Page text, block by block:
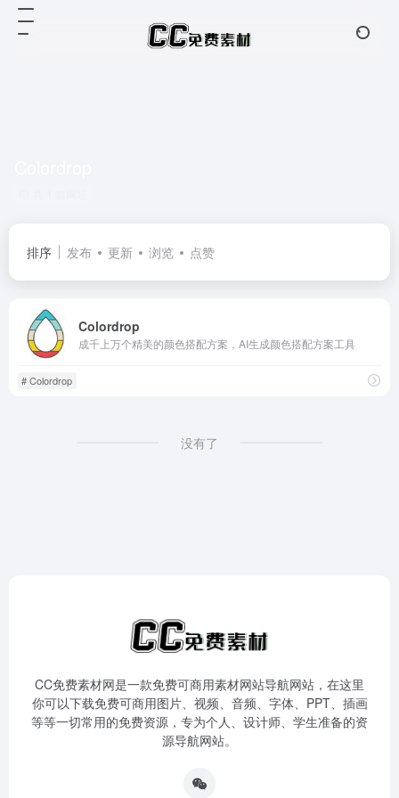
排序 发布 更新 浏览 点赞
Colordrop
成千上万个精美的颜色搭配方案，AI生成颜色搭配方案工具
# Colordrop
没有了
CC免费素材网是一款免费可商用素材网站导航网站，在这里
你可以下载免费可商用图片、视频、音频、字体、PPT、插画
等等一切常用的免费资源，专为个人、设计师、学生准备的资
源导航网站。